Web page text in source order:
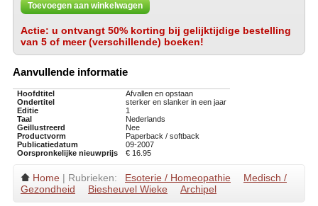
Toevoegen aan winkelwagen
Actie: u ontvangt 50% korting bij gelijktijdige bestelling
van 5 of meer (verschillende) boeken!
Aanvullende informatie
Hoofdtitel
Afvallen en opstaan
Ondertitel
sterker en slanker in een jaar
Editie
1
Taal
Nederlands
Geillustreerd
Nee
Productvorm
Paperback / softback
Publicatiedatum
09-2007
Oorspronkelijke nieuwprijs
€ 16.95
Home | Rubrieken: Esoterie / Homeopathie
Medisch /
Gezondheid
Biesheuvel Wieke Archipel